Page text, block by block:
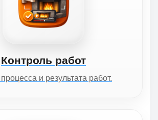
Контроль работ
и результата работ.